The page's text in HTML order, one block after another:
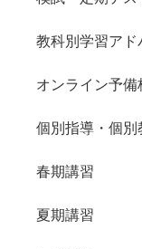
教科別学習アド
オンライン予
個別指導・個別
春期講習
夏期講習